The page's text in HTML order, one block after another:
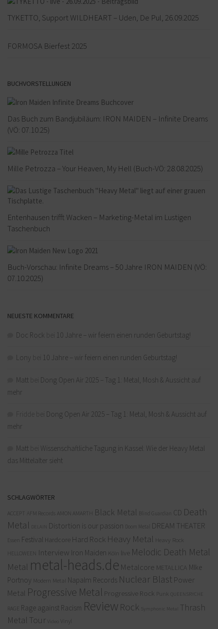
TYKETTO, Support WILDHEART – Uden, De Pul, 26.09.2025
FORMOSA Bierfest 2025
BUCHVORSTELLUNGEN
Das Buch zum Bandjubiläum: IRON MAIDEN – Infinite Dreams
(VÖ: 07.10.25)
Mille Petrozza – Your Heaven, My Hell (Buch-VÖ: 28.08.2025)
Entenhausen trifft Wacken – Marketing-Metal im Lustigen
Taschenbuch
Buch-Vorschau: Infinite Dreams – 50 Jahre IRON MAIDEN (VÖ:
07.10.2025)
NEUESTE KOMMENTARE
Doc Rock 10 Jahre – wir feiern einen runden Geburtstag!
Lony 10 Jahre – wir feiern einen runden Geburtstag!
Matt
Dong Open Air 2025 – Tag 1: Metal, Mosh & Aussicht auf
mehr
Dong Open Air 2025 – Tag 1: Metal, Mosh & Aussicht auf
mehr
Matt
Wissenschaftliche Tagung in Kassel: Wie der Heavy Metal
das Mittelalter sieht
SCHLAGWÖRTER
ACCEPT AFM Records AMON AMARTH Black Metal Blind Guardian CD Death
Metal
DELAIN Distortion is our passion Doom Metal DREAM THEATER
Essen Festival Hardcore Hard Rock Heavy Metal Heavy Rock
HELLOWEEN Interview Iron Maiden Köln live Melodic Death Metal
Metal metal-heads.de Metalcore METALLICA MIke
Portnoy Modern Metal Napalm Records Nuclear Blast Power
Metal Progressive Metal Progressive Rock Punk QUEENSRYCHE
RAGE Rage against Racism Review Rock Symphonic Metal
Thrash
Metal Tour Video Vinyl